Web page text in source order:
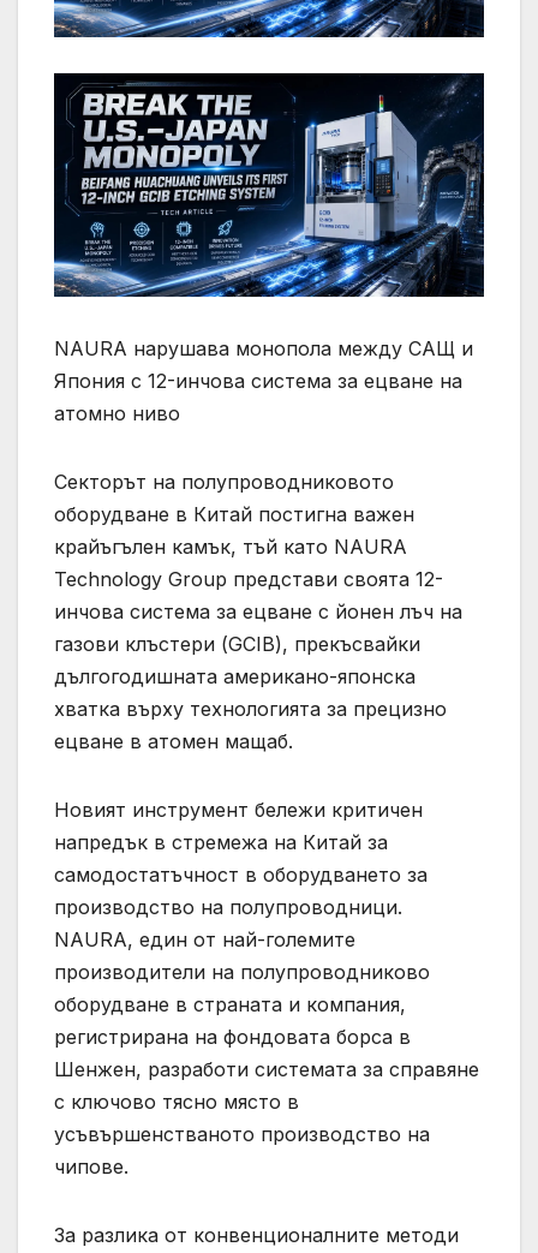
NAURA нарушава монопола между САЩ и
Япония с 12-инчова система за ецване на
атомно ниво
Секторът на полупроводниковото
оборудване в Китай постигна важен
крайъгълен камък, тъй като NAURA
Technology Group представи своята 12-
инчова система за ецване с йонен лъч на
газови клъстери (GCIB), прекъсвайки
дългогодишната американо-японска
хватка върху технологията за прецизно
ецване в атомен мащаб.
Новият инструмент бележи критичен
напредък в стремежа на Китай за
самодостатъчност в оборудването за
производство на полупроводници.
NAURA, един от най-големите
производители на полупроводниково
оборудване в страната и компания,
регистрирана на фондовата борса в
Шенжен, разработи системата за справяне
с ключово тясно място в
усъвършенстваното производство на
чипове.
За разлика от конвенционалните методи